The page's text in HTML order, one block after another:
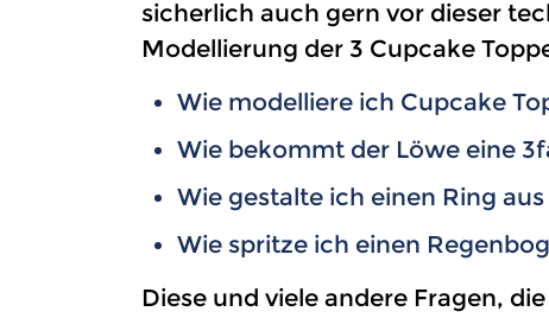
sicherlich auch gern vor dieser
Modellierung der 3 Cupcake
Wie modelliere ich Cupcake
Wie bekommt der Löwe eine
Wie gestalte ich einen Ring
Wie spritze ich einen
Diese und viele andere Fragen,